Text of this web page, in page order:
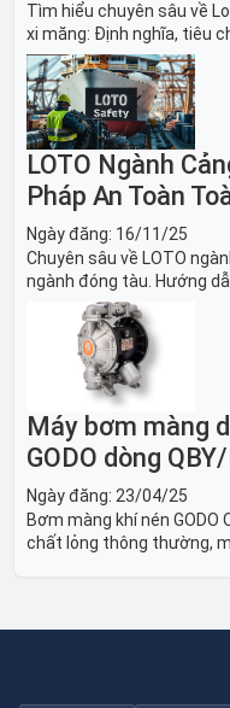
Tìm hiểu chuyên sâu về
xi măng: Định nghĩa, tiêu
sách thiết bị LOTO thiết
nghiền an toàn.
LOTO Ngành
Pháp An Toàn
Ngày đăng: 16/11/25
Chuyên sâu về LOTO
ngành đóng tàu. Hướng
thiết bị và Giải pháp
Máy bơm màng
GODO dòng
Ngày đăng: 23/04/25
Bơm màng khí nén GODO
chất lỏng thông thường,